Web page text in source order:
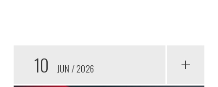
10 JUN 2026 +